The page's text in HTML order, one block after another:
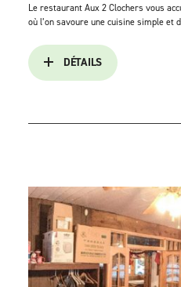
Le restaurant Aux 2 Clochers vous
où l’on savoure une cuisine simple et
DÉTAILS